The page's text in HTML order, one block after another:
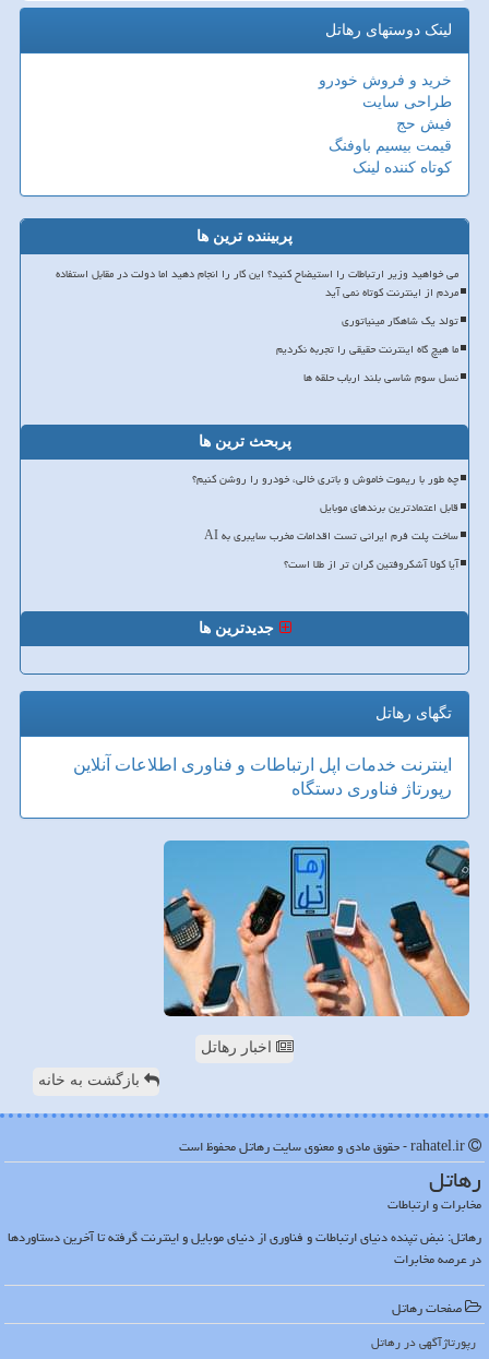
لینک دوستهای رهاتل
خرید و فروش خودرو
طراحی سایت
فیش حج
قیمت بیسیم باوفنگ
کوتاه کننده لینک
پربیننده ترین ها
می خواهید وزیر ارتباطات را استیضاح کنید؟ این کار را انجام دهید اما دولت در مقابل استفاده
مردم از اینترنت کوتاه نمی آید
تولد یک شاهکار مینیاتوری
ما هیچ گاه اینترنت حقیقی را تجربه نکردیم
نسل سوم شاسی بلند ارباب حلقه ها
پربحث ترین ها
چه طور با ریموت خاموش و باتری خالی، خودرو را روشن کنیم؟
قابل اعتمادترین برندهای موبایل
ساخت پلت فرم ایرانی تست اقدامات مخرب سایبری به AI
آیا کولا آشکروفتین گران تر از طلا است؟
جدیدترین ها
تگهای رهاتل
اینترنت خدمات اپل ارتباطات و فناوری اطلاعات آنلاین
رپورتاژ فناوری دستگاه
اخبار رهاتل
بازگشت به خانه
رهاتل
مخابرات و ارتباطات
رهاتل: نبض تپنده دنیای ارتباطات و فناوری از دنیای موبایل و اینترنت گرفته تا آخرین دستاوردها
در عرصه مخابرات
صفحات رهاتل
رپورتاژآگهی در رهاتل